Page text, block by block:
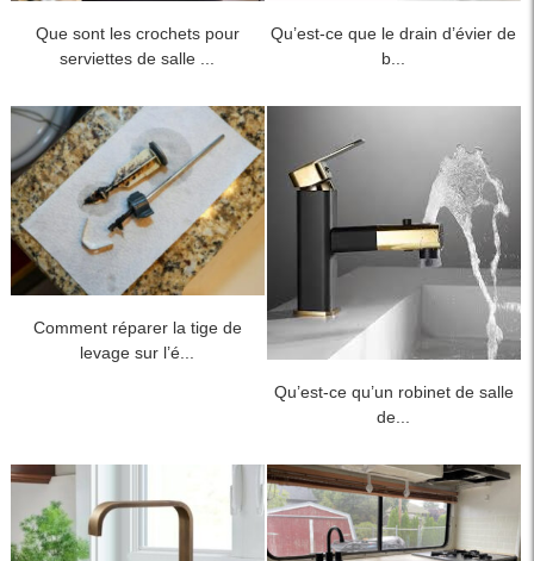
Que sont les crochets pour
serviettes de salle ...
Qu’est-ce que le drain d’évier de
b...
Comment réparer la tige de
levage sur l’é...
Qu’est-ce qu’un robinet de salle
de...